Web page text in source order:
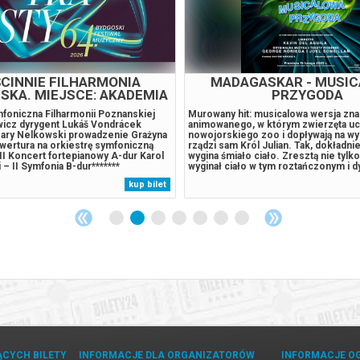
- SPEKTAKL MUZYCZNY
z Placu Broni, którzy mieli swoją
Teatru Kameralnego,
jednego z najważniejszych
w Polsce. Wojciech Kościelniak
Quo vadis, Chłopów, Hair,
i Kombinatu – tym razem sięga po
Camusa. Powieść, która od lat
którzy nie wiedzą, co ich
kup bilet
CO ROBIMY PO
Projekt z Trójmiasta, którego odcinki
oglądać na żywo przez kilka ostatnich
każdym odcinku śledzimy przygody
wampirów-współlokatorów. (Nie)żyją
nie od dziś, ale zawsze wynajdują
zapalne i nie ma z nimi nudy. Trochę
współczesnego świata, co często
kolejne absurdalne sytuacje. Postaci
zbudowane techniką zaczerpniętą...
BILETY INFORMACJE DLA ORGANIZATORÓW INFORMACJE